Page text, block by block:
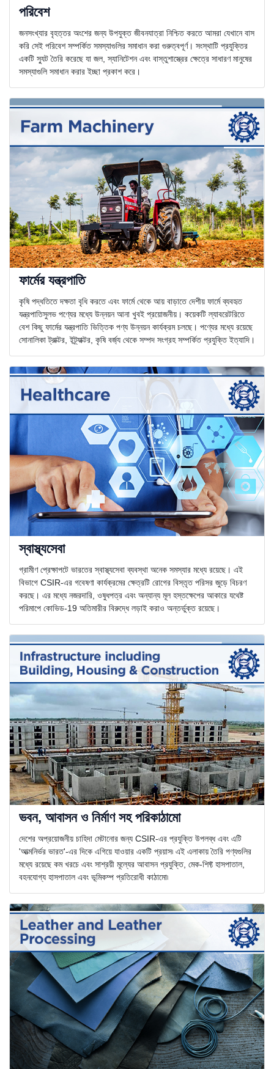
পরিবেশ
জনসংখ্যার বৃহত্তর অংশের জন্য উপযুক্ত জীবনযাত্রা নিশ্চিত করতে আমরা যেখানে বাস
করি সেই পরিবেশ সম্পর্কিত সমস্যাগুলির সমাধান করা গুরুত্বপূর্ণ। সংস্থাটি প্রযুক্তির
একটি স্যুট তৈরি করেছে যা জল, স্যানিটেশন এবং বাস্তুশাস্ত্রের ক্ষেত্রে সাধারণ মানুষের
সমস্যাগুলি সমাধান করার ইচ্ছা প্রকাশ করে।
ফার্মের যন্ত্রপাতি
কৃষি পদ্ধতিতে দক্ষতা বৃধি করতে এবং ফার্মে থেকে আয় বাড়াতে দেশীয় ফার্মে ব্যবহৃত
যন্ত্রপাতিসুলভ পণ্যের মধ্যে উন্নয়ন আনা খুবই প্রয়োজনীয়। কয়েকটি ল্যাবরেটরিতে
বেশ কিছু ফার্মের যন্ত্রপাতি ভিত্তিক পণ্য উন্নয়ন কার্যক্রম চলছে। পণ্যের মধ্যে রয়েছে
সোনালিকা ট্রাক্টর, ইট্র্যাক্টর, কৃষি বর্জ্য থেকে সম্পদ সংগ্রহ সম্পর্কিত প্রযুক্তি ইত্যাদি।
স্বাস্থ্যসেবা
গ্রামীণ প্রেক্ষাপটে ভারতের স্বাস্থ্যসেবা ব্যবস্থা অনেক সমস্যার মধ্যে রয়েছে। এই
বিভাগে CSIR-এর গবেষণা কার্যক্রমের ক্ষেত্রটি রোগের বিস্তৃত পরিসর জুড়ে বিচরণ
করছে। এর মধ্যে নজরদারি, ওষুধপত্র এবং অন্যান্য মূল হস্তক্ষেপের আকারে যথেষ্ট
পরিমাপে কোভিড-19 অতিমারীর বিরুদ্ধে লড়াই করাও অন্তর্ভুক্ত রয়েছে।
ভবন, আবাসন ও নির্মাণ সহ পরিকাঠামো
দেশের অপ্রয়োজনীয় চাহিদা মেটানোর জন্য CSIR-এর প্রযুক্তি উপলব্ধ এবং এটি
'আত্মনির্ভর ভারত'-এর দিকে এগিয়ে যাওয়ার একটি প্রয়াস৷ এই এলাকায় তৈরি পণ্যগুলির
মধ্যে রয়েছে কম খরচে এবং সাশ্রয়ী মূল্যের আবাসন প্রযুক্তি, মেক-শিফ্ট হাসপাতাল,
বহনযোগ্য হাসপাতাল এবং ভূমিকম্প প্রতিরোধী কাঠামো৷